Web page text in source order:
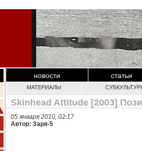
новости статьи
МАТЕРИАЛЫ
Skinhead Attitude [2003]
05 января 2010, 02:17
Автор: Заря-5